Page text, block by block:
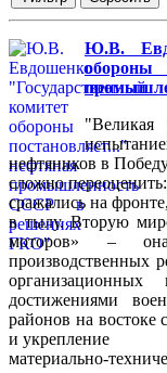
Ю.В.
"Великая
нефтяников в
сложно
сражались на
в тылу. Вторую
моторов» – она
производственных
достижениями
районов на востоке
и укрепление
материально-